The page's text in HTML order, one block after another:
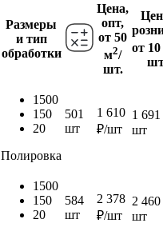
Размеры
и тип
обработки
Цена,
опт,
от 50
м2/
шт.
от
1500
150
20
Полировка
501
шт
1 610
₽/шт
1
шт
1500
150
20
584
шт
2 378
₽/шт
2
шт